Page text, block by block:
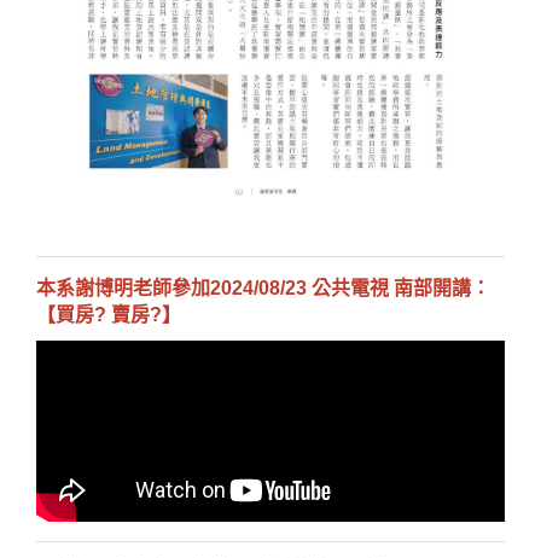
本系謝博明老師參加2024/08/23 公共電視 南部開講：
【買房? 賣房?】